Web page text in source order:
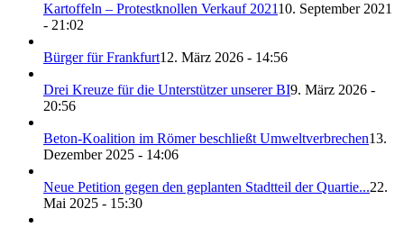
Kartoffeln – Protestknollen Verkauf 202110. September 2021
- 21:02
Bürger für Frankfurt12. März 2026 - 14:56
Drei Kreuze für die Unterstützer unserer BI9. März 2026 -
20:56
Beton-Koalition im Römer beschließt Umweltverbrechen13.
Dezember 2025 - 14:06
Neue Petition gegen den geplanten Stadtteil der Quartie...22.
Mai 2025 - 15:30